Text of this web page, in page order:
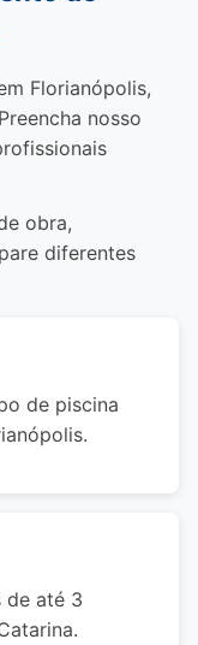
Florianópolis,
nosso
obra,
diferentes
de piscina
de até 3